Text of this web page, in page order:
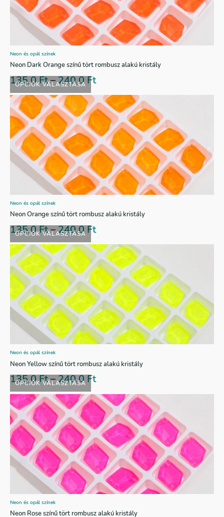
OPCIÓK VÁLASZTÁSA
Neon és opál színek
Neon Dark Orange színű tört rombusz alakú kristály
135,0Ft–240,0Ft
OPCIÓK VÁLASZTÁSA
Neon és opál színek
Neon Orange színű tört rombusz alakú kristály
135,0Ft–240,0Ft
OPCIÓK VÁLASZTÁSA
Neon és opál színek
Neon Yellow színű tört rombusz alakú kristály
135,0Ft–240,0Ft
Neon és opál színek
Neon Rose színű tört rombusz alakú kristály